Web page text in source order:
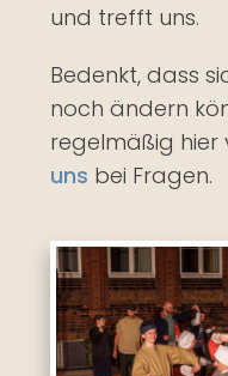
und trefft uns.
Bedenkt, dass
noch ändern
regelmäßig hier
uns bei Fragen.